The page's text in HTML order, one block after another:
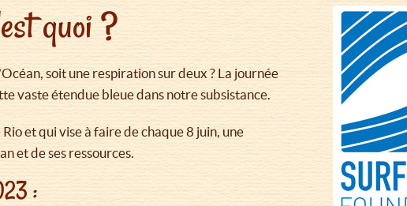
quoi ?
soit une respiration sur deux ? La journée
vaste étendue bleue dans notre subsistance.
et qui vise à faire de chaque 8 juin, une
et de ses ressources.
: